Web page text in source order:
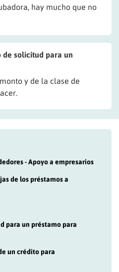
hay mucho que no
de solicitud para un
y de la clase de
- Apoyo a empresarios
de los préstamos a
para un préstamo para
un crédito para